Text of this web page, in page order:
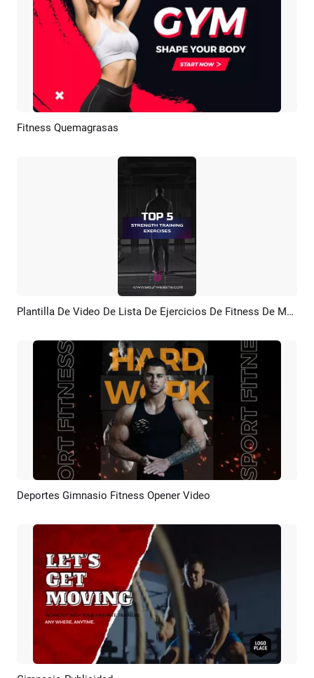
Previsualizar
Fitness Quemagrasas
Previsualizar Crear IA Plantilla De Video De Lista De Ejercicios De Fitness De Moda De Moda
Previsualizar Crear IA
Deportes Gimnasio Fitness Opener Video